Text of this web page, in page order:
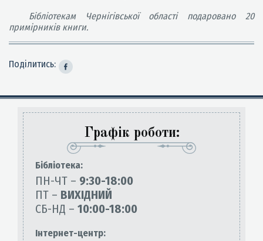
Бібліотекам Чернігівської області подаровано 20
примірників книги.
Поділитись:
Графік роботи:
Бiблiотека:
ПН-ЧТ – 9:30-18:00
ПТ – ВИХІДНИЙ
СБ-НД – 10:00-18:00
Інтернет-центр: